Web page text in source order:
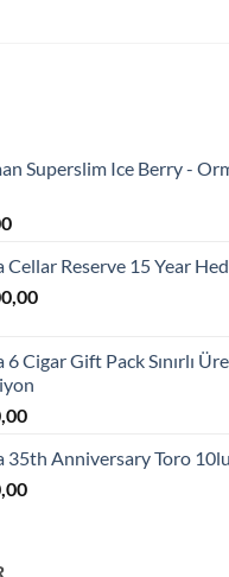
Superslim Ice Berry -
Cellar Reserve 15 Year
Cigar Gift Pack Sınırlı
35th Anniversary Toro 10lu